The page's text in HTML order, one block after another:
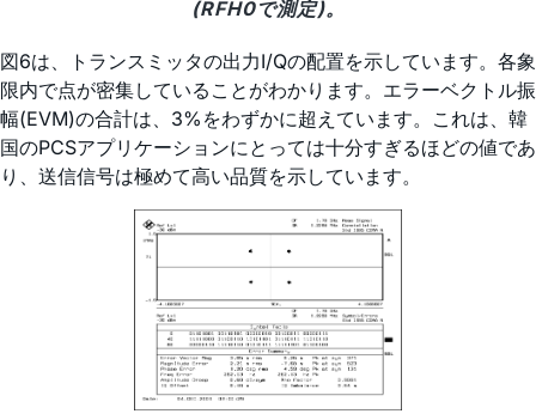
(RFH0で測定)。
図6は、トランスミッタの出力I/Qの配置を示しています。各象
限内で点が密集していることがわかります。エラーベクトル振
幅(EVM)の合計は、3%をわずかに超えています。これは、韓
国のPCSアプリケーションにとっては十分すぎるほどの値であ
り、送信信号は極めて高い品質を示しています。